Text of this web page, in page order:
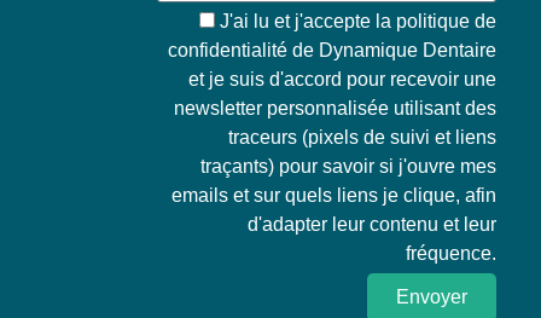
J'ai lu et j'accepte la politique de
confidentialité de Dynamique Dentaire
et je suis d'accord pour recevoir une
newsletter personnalisée utilisant des
traceurs (pixels de suivi et liens
traçants) pour savoir si j'ouvre mes
emails et sur quels liens je clique, afin
d'adapter leur contenu et leur
fréquence.
Envoyer